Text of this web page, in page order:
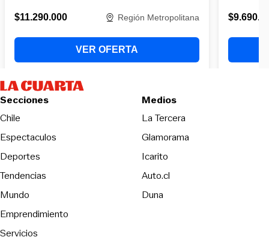
Secciones
Chile
Espectaculos
Deportes
Tendencias
Mundo
Emprendimiento
Servicios
Medios
La TerceraOpens in new
Glamorama
Icarito
Auto.cl
DunaOpens in new window